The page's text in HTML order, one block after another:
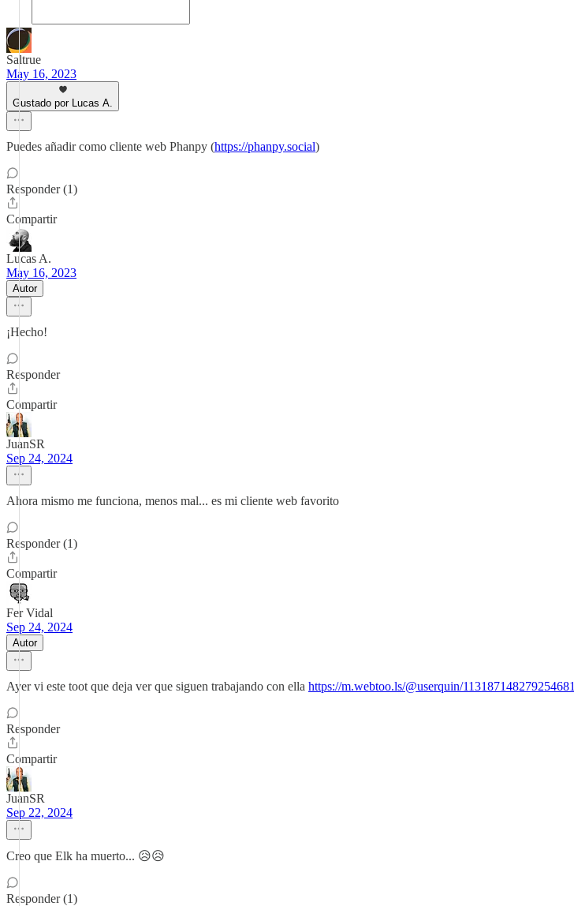
Saltrue
May 16, 2023
Gustado por Lucas A.
Puedes añadir como cliente web Phanpy (https://phanpy.social)
Responder (1)
Compartir
Lucas A.
May 16, 2023
Autor
¡Hecho!
Responder
Compartir
JuanSR
Sep 24, 2024
Ahora mismo me funciona, menos mal... es mi cliente web favorito
Responder (1)
Compartir
Fer Vidal
Sep 24, 2024
Autor
Ayer vi este toot que deja ver que siguen trabajando con ella https://m.webtoo.ls/@userquin/113187148279254681
Responder
Compartir
JuanSR
Sep 22, 2024
Creo que Elk ha muerto... 😥😥
Responder (1)